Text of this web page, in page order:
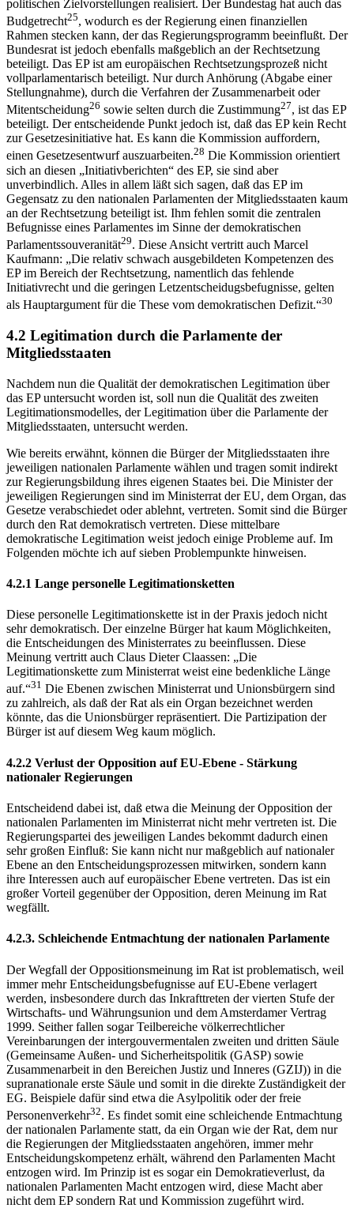
politischen Zielvorstellungen realisiert. Der Bundestag hat auch das
Budgetrecht25, wodurch es der Regierung einen finanziellen
Rahmen stecken kann, der das Regierungsprogramm beeinflußt. Der
Bundesrat ist jedoch ebenfalls maßgeblich an der Rechtsetzung
beteiligt. Das EP ist am europäischen Rechtsetzungsprozeß nicht
vollparlamentarisch beteiligt. Nur durch Anhörung (Abgabe einer
Stellungnahme), durch die Verfahren der Zusammenarbeit oder
Mitentscheidung26 sowie selten durch die Zustimmung27, ist das EP
beteiligt. Der entscheidende Punkt jedoch ist, daß das EP kein Recht
zur Gesetzesinitiative hat. Es kann die Kommission auffordern,
einen Gesetzesentwurf auszuarbeiten.28 Die Kommission orientiert
sich an diesen „Initiativberichten“ des EP, sie sind aber
unverbindlich. Alles in allem läßt sich sagen, daß das EP im
Gegensatz zu den nationalen Parlamenten der Mitgliedsstaaten kaum
an der Rechtsetzung beteiligt ist. Ihm fehlen somit die zentralen
Befugnisse eines Parlamentes im Sinne der demokratischen
Parlamentssouveranität29. Diese Ansicht vertritt auch Marcel
Kaufmann: „Die relativ schwach ausgebildeten Kompetenzen des
EP im Bereich der Rechtsetzung, namentlich das fehlende
Initiativrecht und die geringen Letzentscheidugsbefugnisse, gelten
als Hauptargument für die These vom demokratischen Defizit.“30
4.2 Legitimation durch die Parlamente der
Mitgliedsstaaten
Nachdem nun die Qualität der demokratischen Legitimation über
das EP untersucht worden ist, soll nun die Qualität des zweiten
Legitimationsmodelles, der Legitimation über die Parlamente der
Mitgliedsstaaten, untersucht werden.
Wie bereits erwähnt, können die Bürger der Mitgliedsstaaten ihre
jeweiligen nationalen Parlamente wählen und tragen somit indirekt
zur Regierungsbildung ihres eigenen Staates bei. Die Minister der
jeweiligen Regierungen sind im Ministerrat der EU, dem Organ, das
Gesetze verabschiedet oder ablehnt, vertreten. Somit sind die Bürger
durch den Rat demokratisch vertreten. Diese mittelbare
demokratische Legitimation weist jedoch einige Probleme auf. Im
Folgenden möchte ich auf sieben Problempunkte hinweisen.
4.2.1 Lange personelle Legitimationsketten
Diese personelle Legitimationskette ist in der Praxis jedoch nicht
sehr demokratisch. Der einzelne Bürger hat kaum Möglichkeiten,
die Entscheidungen des Ministerrates zu beeinflussen. Diese
Meinung vertritt auch Claus Dieter Claassen: „Die
Legitimationskette zum Ministerrat weist eine bedenkliche Länge
auf.“31 Die Ebenen zwischen Ministerrat und Unionsbürgern sind
zu zahlreich, als daß der Rat als ein Organ bezeichnet werden
könnte, das die Unionsbürger repräsentiert. Die Partizipation der
Bürger ist auf diesem Weg kaum möglich.
4.2.2 Verlust der Opposition auf EU-Ebene - Stärkung
nationaler Regierungen
Entscheidend dabei ist, daß etwa die Meinung der Opposition der
nationalen Parlamenten im Ministerrat nicht mehr vertreten ist. Die
Regierungspartei des jeweiligen Landes bekommt dadurch einen
sehr großen Einfluß: Sie kann nicht nur maßgeblich auf nationaler
Ebene an den Entscheidungsprozessen mitwirken, sondern kann
ihre Interessen auch auf europäischer Ebene vertreten. Das ist ein
großer Vorteil gegenüber der Opposition, deren Meinung im Rat
wegfällt.
4.2.3. Schleichende Entmachtung der nationalen Parlamente
Der Wegfall der Oppositionsmeinung im Rat ist problematisch, weil
immer mehr Entscheidungsbefugnisse auf EU-Ebene verlagert
werden, insbesondere durch das Inkrafttreten der vierten Stufe der
Wirtschafts- und Währungsunion und dem Amsterdamer Vertrag
1999. Seither fallen sogar Teilbereiche völkerrechtlicher
Vereinbarungen der intergouvermentalen zweiten und dritten Säule
(Gemeinsame Außen- und Sicherheitspolitik (GASP) sowie
Zusammenarbeit in den Bereichen Justiz und Inneres (GZIJ)) in die
supranationale erste Säule und somit in die direkte Zuständigkeit der
EG. Beispiele dafür sind etwa die Asylpolitik oder der freie
Personenverkehr32. Es findet somit eine schleichende Entmachtung
der nationalen Parlamente statt, da ein Organ wie der Rat, dem nur
die Regierungen der Mitgliedsstaaten angehören, immer mehr
Entscheidungskompetenz erhält, während den Parlamenten Macht
entzogen wird. Im Prinzip ist es sogar ein Demokratieverlust, da
nationalen Parlamenten Macht entzogen wird, diese Macht aber
nicht dem EP sondern Rat und Kommission zugeführt wird.